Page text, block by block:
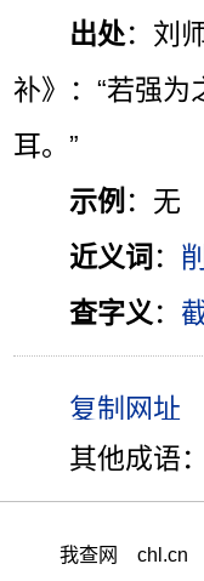
出处：刘
补》：“若强
耳。”
示例 ：无
近义词 ：
查字义 ：
其他成语：
我查网 chl.cn